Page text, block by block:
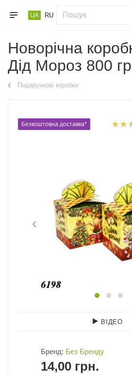
UA RU
Новорічна
Дід Мороз 800
Подарункові коробки
Безкоштовна доставка*
ВІДЕО
Бренд: Без Бренду
14,00 грн.